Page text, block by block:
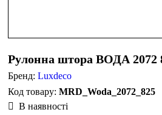
Рулонна штора ВОДА 2072
Бренд:Luxdeco
MRD_Woda_2072_825
В наявності